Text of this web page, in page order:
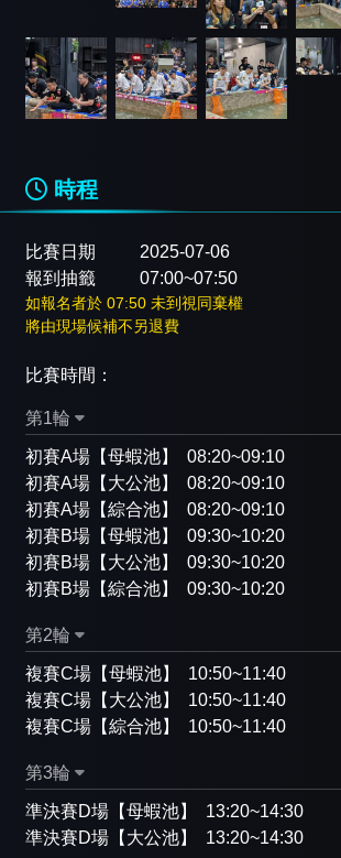
時程
比賽日期
2025-07-06
報到抽籤
07:00~07:50
如報名者於 07:50 未到視同棄權
將由現場候補不另退費
比賽時間：
第1輪
初賽A場【母蝦池】 08:20~09:10
初賽A場【大公池】 08:20~09:10
初賽A場【綜合池】 08:20~09:10
初賽B場【母蝦池】 09:30~10:20
初賽B場【大公池】 09:30~10:20
初賽B場【綜合池】 09:30~10:20
第2輪
複賽C場【母蝦池】 10:50~11:40
複賽C場【大公池】 10:50~11:40
複賽C場【綜合池】 10:50~11:40
第3輪
準決賽D場【母蝦池】 13:20~14:30
準決賽D場【大公池】 13:20~14:30